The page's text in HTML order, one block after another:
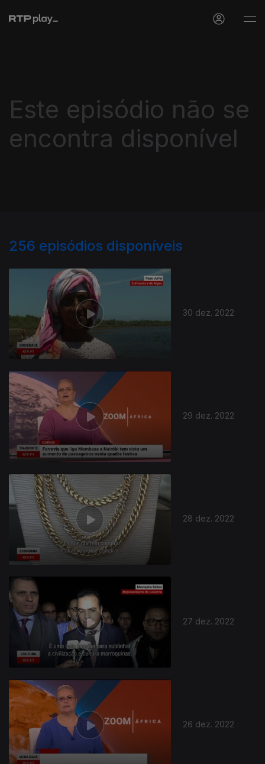
Este episódio não se
encontra disponível
256 episódios disponíveis
30 dez. 2022
29 dez. 2022
28 dez. 2022
27 dez. 2022
26 dez. 2022